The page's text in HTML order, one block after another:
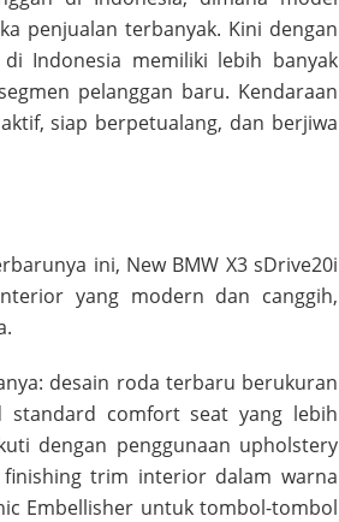
penjualan terbanyak. Kini dengan
Indonesia memiliki lebih banyak
pelanggan baru. Kendaraan
siap berpetualang, dan berjiwa
ini, New BMW X3 sDrive20i
yang modern dan canggih,
desain roda terbaru berukuran
standard comfort seat yang lebih
dengan penggunaan upholstery
finishing trim interior dalam warna
Embellisher untuk tombol-tombol